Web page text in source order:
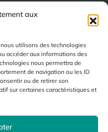
aux
utilisons des technologies
accéder aux informations des
nous permettra de
de navigation ou les ID
ou de retirer son
sur certaines caractéristiques et